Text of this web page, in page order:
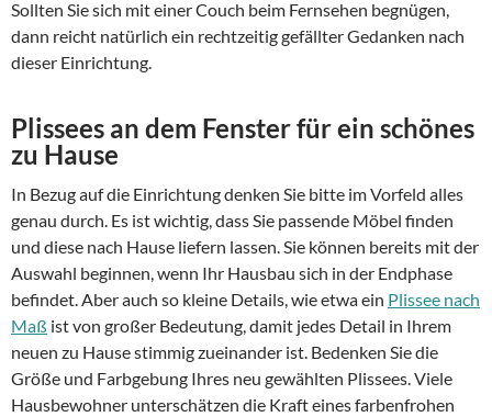
Sollten Sie sich mit einer Couch beim Fernsehen begnügen,
dann reicht natürlich ein rechtzeitig gefällter Gedanken nach
dieser Einrichtung.
Plissees an dem Fenster für ein schönes
zu Hause
In Bezug auf die Einrichtung denken Sie bitte im Vorfeld alles
genau durch. Es ist wichtig, dass Sie passende Möbel finden
und diese nach Hause liefern lassen. Sie können bereits mit der
Auswahl beginnen, wenn Ihr Hausbau sich in der Endphase
befindet. Aber auch so kleine Details, wie etwa ein Plissee nach
Maß ist von großer Bedeutung, damit jedes Detail in Ihrem
neuen zu Hause stimmig zueinander ist. Bedenken Sie die
Größe und Farbgebung Ihres neu gewählten Plissees. Viele
Hausbewohner unterschätzen die Kraft eines farbenfrohen